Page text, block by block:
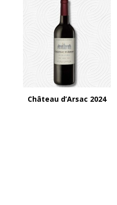
Château d’Arsac 2024